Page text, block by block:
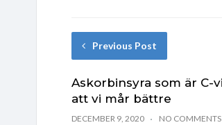
Previous Post
Askorbinsyra som är C-
att vi mår bättre
DECEMBER 9, 2020 NO COMMENTS